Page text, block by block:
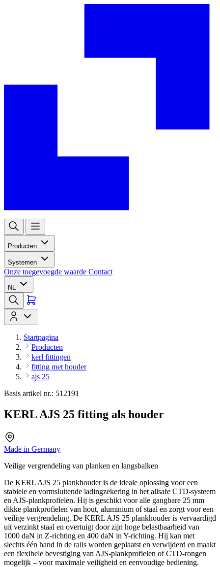
Producten
Systemen
Onze toegevoegde waarde Contact
NL
Startpagina
Producten
kerl fittingen
fitting met houder
ajs 25
Basis artikel nr.: 512191
KERL AJS 25 fitting als houder
Made in Germany
Veilige vergrendeling van planken en langsbalken
De KERL AJS 25 plankhouder is de ideale oplossing voor een
stabiele en vormsluitende ladingzekering in het allsafe CTD-systeem
en AJS-plankprofielen. Hij is geschikt voor alle gangbare 25 mm
dikke plankprofielen van hout, aluminium of staal en zorgt voor een
veilige vergrendeling. De KERL AJS 25 plankhouder is vervaardigd
uit verzinkt staal en overtuigt door zijn hoge belastbaarheid van
1000 daN in Z-richting en 400 daN in Y-richting. Hij kan met
slechts één hand in de rails worden geplaatst en verwijderd en maakt
een flexibele bevestiging van AJS-plankprofielen of CTD-rongen
mogelijk – voor maximale veiligheid en eenvoudige bediening.